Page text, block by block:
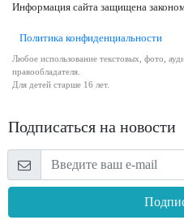
Информация сайта защищена
Политика конфиденциальности
Любое использование текстовых, фото,
правообладателя.
Для детей старше 16 лет.
Подписаться на новости